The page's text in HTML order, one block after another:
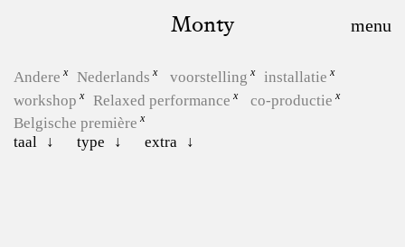
Monty
Andere Nederlands voorstelling
installatie
workshop
Relaxed performance
co-productie
Belgische première
taal
type extra